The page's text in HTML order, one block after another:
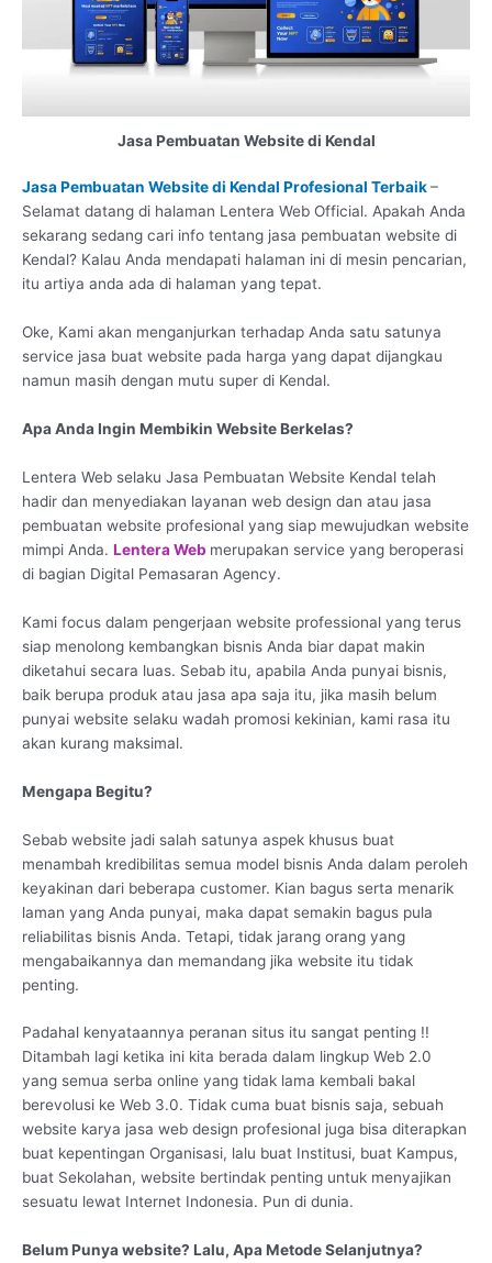
Jasa Pembuatan Website di Kendal
Jasa Pembuatan Website di Kendal Profesional Terbaik–
Selamat datang di halaman Lentera Web Official. Apakah Anda
sekarang sedang cari info tentang jasa pembuatan website di
Kendal? Kalau Anda mendapati halaman ini di mesin pencarian,
itu artiya anda ada di halaman yang tepat.
Oke, Kami akan menganjurkan terhadap Anda satu satunya
service jasa buat website pada harga yang dapat dijangkau
namun masih dengan mutu super di Kendal.
Apa Anda Ingin Membikin Website Berkelas?
Lentera Web selaku Jasa Pembuatan Website Kendal telah
hadir dan menyediakan layanan web design dan atau jasa
pembuatan website profesional yang siap mewujudkan website
mimpi Anda. Lentera Web merupakan service yang beroperasi
di bagian Digital Pemasaran Agency.
Kami focus dalam pengerjaan website professional yang terus
siap menolong kembangkan bisnis Anda biar dapat makin
diketahui secara luas. Sebab itu, apabila Anda punyai bisnis,
baik berupa produk atau jasa apa saja itu, jika masih belum
punyai website selaku wadah promosi kekinian, kami rasa itu
akan kurang maksimal.
Mengapa Begitu?
Sebab website jadi salah satunya aspek khusus buat
menambah kredibilitas semua model bisnis Anda dalam peroleh
keyakinan dari beberapa customer. Kian bagus serta menarik
laman yang Anda punyai, maka dapat semakin bagus pula
reliabilitas bisnis Anda. Tetapi, tidak jarang orang yang
mengabaikannya dan memandang jika website itu tidak
penting.
Padahal kenyataannya peranan situs itu sangat penting !!
Ditambah lagi ketika ini kita berada dalam lingkup Web 2.0
yang semua serba online yang tidak lama kembali bakal
berevolusi ke Web 3.0. Tidak cuma buat bisnis saja, sebuah
website karya jasa web design profesional juga bisa diterapkan
buat kepentingan Organisasi, lalu buat Institusi, buat Kampus,
buat Sekolahan, website bertindak penting untuk menyajikan
sesuatu lewat Internet Indonesia. Pun di dunia.
Belum Punya website? Lalu, Apa Metode Selanjutnya?